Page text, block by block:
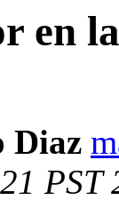
en
Diaz
PST